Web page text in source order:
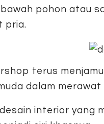
pohon atau
pria.
terus
dalam
interior yang